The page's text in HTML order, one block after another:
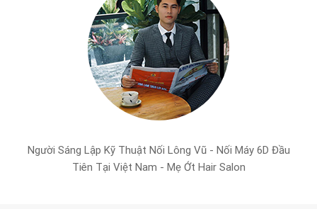
Người Sáng Lập Kỹ Thuật Nối Lông Vũ - Nối Máy 6D Đầu
Tiên Tại Việt Nam - Mẹ Ớt Hair Salon